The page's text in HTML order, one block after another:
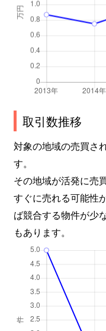
取引数推移
対象の地域の売買さ
す。
その地域が活発に売
すぐに売れる可能性
ば競合する物件が少
もあります。